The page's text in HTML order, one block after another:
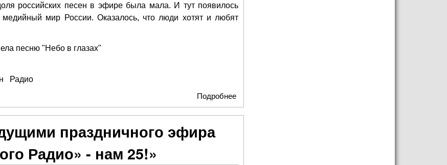
российских песен в эфире была мала. И тут появилось
мир России. Оказалось, что люди хотят и любят
песню "Небо в глазах"
Радио
Подробнее
праздничного эфира
Радио» - нам 25!»